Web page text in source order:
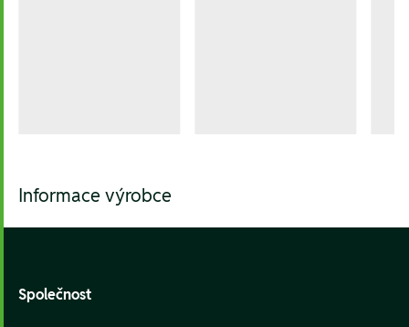
Informace výrobce
Footer
Společnost